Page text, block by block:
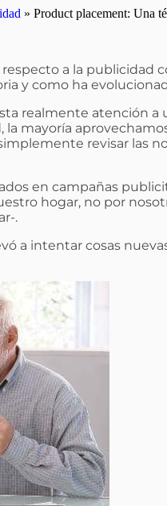
» Product placement: Una
a la publicidad
y como ha
realmente atención a
mayoría
revisar las
en campañas
hogar, no por
.
a intentar cosas